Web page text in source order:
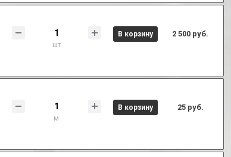
2 500 руб.
В корзину
шт
25 руб.
В корзину
м